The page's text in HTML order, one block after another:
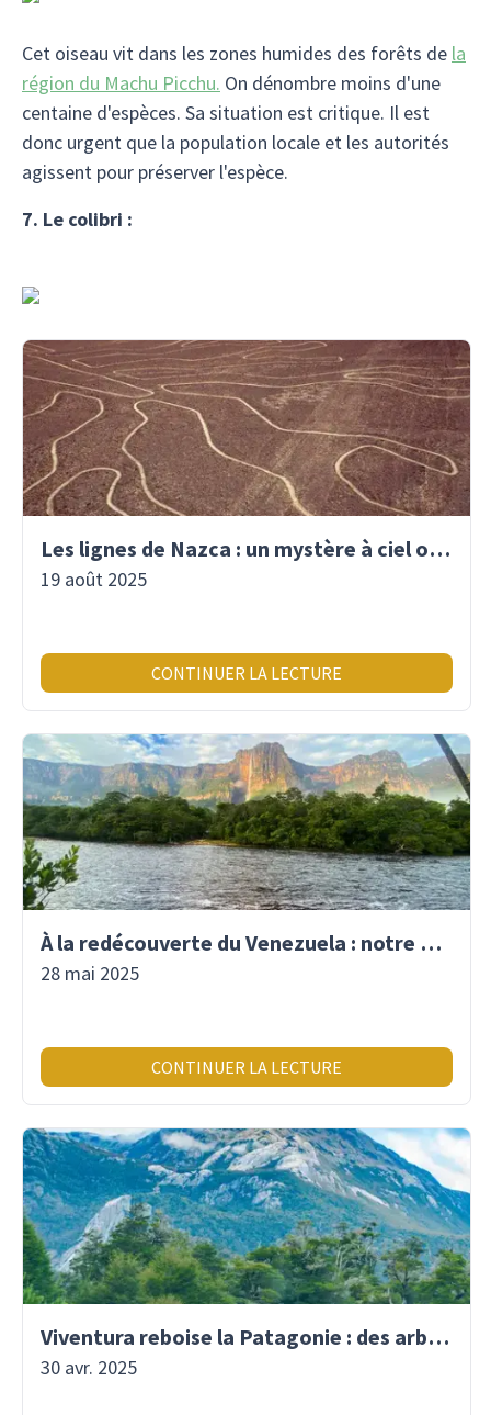
Cet oiseau vit dans les zones humides des forêts de la
région du Machu Picchu. On dénombre moins d'une
centaine d'espèces. Sa situation est critique. Il est
donc urgent que la population locale et les autorités
agissent pour préserver l'espèce.
7. Le colibri :
Les lignes de Nazca : un mystère à ciel ouvert
19 août 2025
CONTINUER LA LECTURE
À la redécouverte du Venezuela : notre premier voyage là-bas depuis 2017
28 mai 2025
CONTINUER LA LECTURE
Viventura reboise la Patagonie : des arbres plantés pour demain !
30 avr. 2025